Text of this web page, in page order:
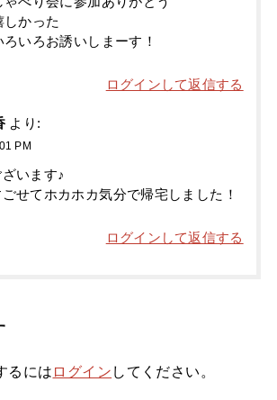
かった
いろお誘いしまーす！
ログインして返信する
より:
PM
います♪
せてホカホカ気分で帰宅しました！
ログインして返信する
るには ログイン してください。